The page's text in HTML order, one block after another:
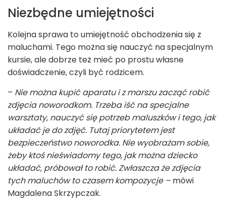
Niezbędne umiejętności
Kolejna sprawa to umiejętność obchodzenia się z
maluchami. Tego można się nauczyć na specjalnym
kursie, ale dobrze też mieć po prostu własne
doświadczenie, czyli być rodzicem.
– Nie można kupić aparatu i z marszu zacząć robić
zdjęcia noworodkom. Trzeba iść na specjalne
warsztaty, nauczyć się potrzeb maluszków i tego, jak
układać je do zdjęć. Tutaj priorytetem jest
bezpieczeństwo noworodka. Nie wyobrażam sobie,
żeby ktoś nieświadomy tego, jak można dziecko
układać, próbował to robić. Zwłaszcza że zdjęcia
tych maluchów to czasem kompozycje – mówi
Magdalena Skrzypczak.